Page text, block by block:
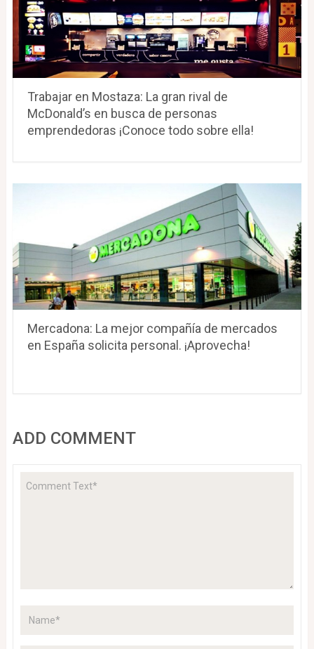
Trabajar en Mostaza: La gran rival de
McDonald’s en busca de personas
emprendedoras ¡Conoce todo sobre ella!
Mercadona: La mejor compañía de mercados
en España solicita personal. ¡Aprovecha!
ADD COMMENT